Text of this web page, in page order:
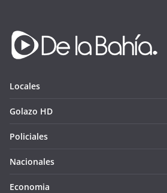
Locales
Golazo HD
Policiales
Nacionales
Economia